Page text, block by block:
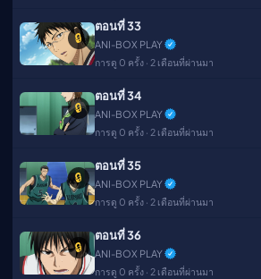
🔒
ตอนที่ 33
ANI-BOX PLAY
การดู 0 ครั้ง · 2 เดือนที่ผ่านมา
🔒
ตอนที่ 34
ANI-BOX PLAY
การดู 0 ครั้ง · 2 เดือนที่ผ่านมา
🔒
ตอนที่ 35
ANI-BOX PLAY
การดู 0 ครั้ง · 2 เดือนที่ผ่านมา
🔒
ตอนที่ 36
ANI-BOX PLAY
การดู 0 ครั้ง · 2 เดือนที่ผ่านมา